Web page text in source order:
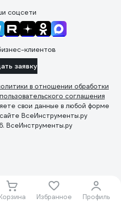
Избранное Профиль
соцсети
клиентов
заявку
в отношении обработки
пользовательского соглашения
свои данные в любой форме
ВсеИнструменты.ру
ВсеИнструменты.ру